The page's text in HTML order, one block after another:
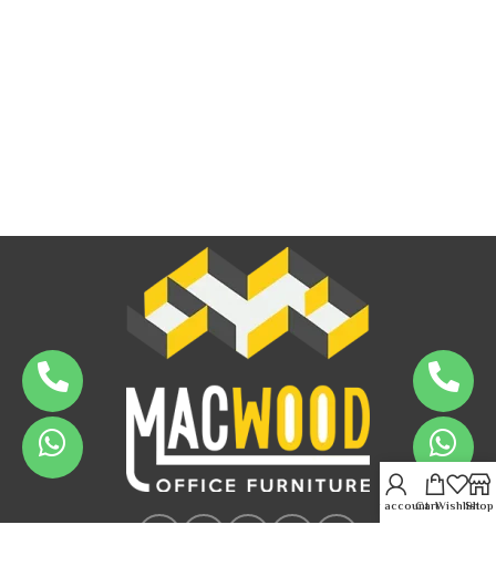
Shop
Wishlist
Cart
My account